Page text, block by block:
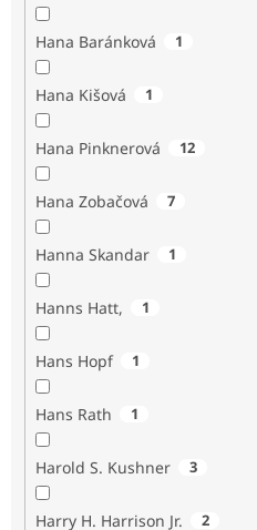
Hana Baránková 1
Hana Kišová 1
Hana Pinknerová 12
Hana Zobačová 7
Hanna Skandar 1
Hanns Hatt, 1
Hans Hopf 1
Hans Rath 1
Harold S. Kushner 3
Harry H. Harrison Jr. 2